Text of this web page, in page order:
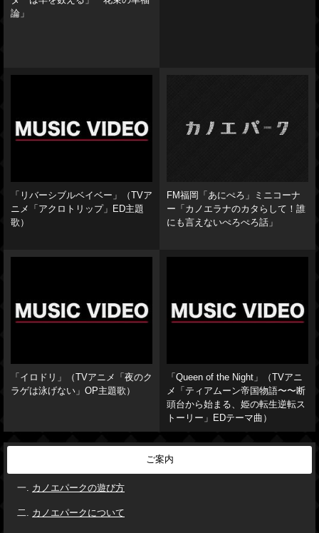
論」
「リバーシブルベイベー」（TVア
ニメ「アクロトリップ」ED主題
歌）
FM福岡「あにぺろ」ミニコーナ
ー「カノエラナのカタらして！誰
にも言えないぺろぺろ話」
「イロドリ」（TVアニメ「夜のク
ラゲは泳げない」OP主題歌）
「Queen of the Night」（TVアニ
メ「ティアムーン帝国物語〜〜断
頭台から始まる、姫の転生逆転ス
トーリー」EDテーマ曲）
ご案内
カノエパークの遊び方
カノエパークについて